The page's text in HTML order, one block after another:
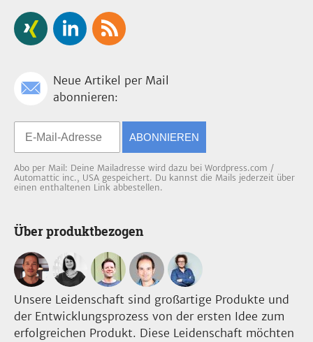
Neue Artikel per Mail
abonnieren:
ABONNIEREN
Abo per Mail: Deine Mailadresse wird dazu bei Wordpress.com /
Automattic inc., USA gespeichert. Du kannst die Mails jederzeit über
einen enthaltenen Link abbestellen.
Über produktbezogen
Unsere Leidenschaft sind großartige Produkte und
der Entwicklungsprozess von der ersten Idee zum
erfolgreichen Produkt. Diese Leidenschaft möchten